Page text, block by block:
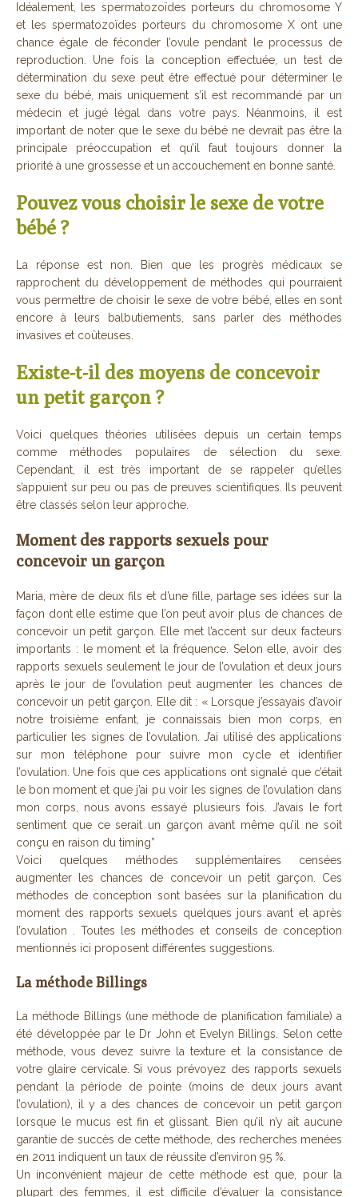
Idéalement, les spermatozoïdes porteurs du chromosome Y
et les spermatozoïdes porteurs du chromosome X ont une
chance égale de féconder l’ovule pendant le processus de
reproduction. Une fois la conception effectuée, un test de
détermination du sexe peut être effectué pour déterminer le
sexe du bébé, mais uniquement s’il est recommandé par un
médecin et jugé légal dans votre pays. Néanmoins, il est
important de noter que le sexe du bébé ne devrait pas être la
principale préoccupation et qu’il faut toujours donner la
priorité à une grossesse et un accouchement en bonne santé.
Pouvez vous choisir le sexe de votre
bébé ?
La réponse est non. Bien que les progrès médicaux se
rapprochent du développement de méthodes qui pourraient
vous permettre de choisir le sexe de votre bébé, elles en sont
encore à leurs balbutiements, sans parler des méthodes
invasives et coûteuses.
Existe-t-il des moyens de concevoir
un petit garçon ?
Voici quelques théories utilisées depuis un certain temps
comme méthodes populaires de sélection du sexe.
Cependant, il est très important de se rappeler qu’elles
s’appuient sur peu ou pas de preuves scientifiques. Ils peuvent
être classés selon leur approche.
Moment des rapports sexuels pour
concevoir un garçon
Maria, mère de deux fils et d’une fille, partage ses idées sur la
façon dont elle estime que l’on peut avoir plus de chances de
concevoir un petit garçon. Elle met l’accent sur deux facteurs
importants : le moment et la fréquence. Selon elle, avoir des
rapports sexuels seulement le jour de l’ovulation et deux jours
après le jour de l’ovulation peut augmenter les chances de
concevoir un petit garçon. Elle dit : « Lorsque j’essayais d’avoir
notre troisième enfant, je connaissais bien mon corps, en
particulier les signes de l’ovulation. J’ai utilisé des applications
sur mon téléphone pour suivre mon cycle et identifier
l’ovulation. Une fois que ces applications ont signalé que c’était
le bon moment et que j’ai pu voir les signes de l’ovulation dans
mon corps, nous avons essayé plusieurs fois. J’avais le fort
sentiment que ce serait un garçon avant même qu’il ne soit
conçu en raison du timing”
Voici quelques méthodes supplémentaires censées
augmenter les chances de concevoir un petit garçon. Ces
méthodes de conception sont basées sur la planification du
moment des rapports sexuels quelques jours avant et après
l’ovulation . Toutes les méthodes et conseils de conception
mentionnés ici proposent différentes suggestions.
La méthode Billings
La méthode Billings (une méthode de planification familiale) a
été développée par le Dr John et Evelyn Billings. Selon cette
méthode, vous devez suivre la texture et la consistance de
votre glaire cervicale. Si vous prévoyez des rapports sexuels
pendant la période de pointe (moins de deux jours avant
l’ovulation), il y a des chances de concevoir un petit garçon
lorsque le mucus est fin et glissant. Bien qu’il n’y ait aucune
garantie de succès de cette méthode, des recherches menées
en 2011 indiquent un taux de réussite d’environ 95 %.
Un inconvénient majeur de cette méthode est que, pour la
plupart des femmes, il est difficile d’évaluer la consistance